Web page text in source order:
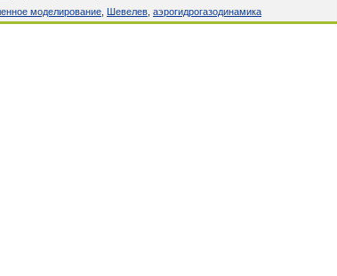
моделирование Шевелев аэрогидрогазодинамика